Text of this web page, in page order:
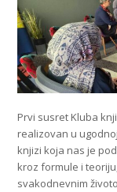
Prvi susret Kluba
realizovan u
knjizi koja nas je
kroz formule i
svakodnevnim